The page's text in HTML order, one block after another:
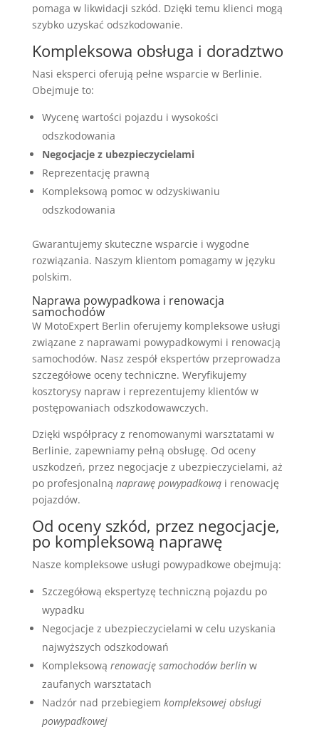
pomaga w likwidacji szkód. Dzięki temu klienci mogą
szybko uzyskać odszkodowanie.
Kompleksowa obsługa i doradztwo
Nasi eksperci oferują pełne wsparcie w Berlinie.
Obejmuje to:
Wycenę wartości pojazdu i wysokości
odszkodowania
Negocjacje z ubezpieczycielami
Reprezentację prawną
Kompleksową pomoc w odzyskiwaniu
odszkodowania
Gwarantujemy skuteczne wsparcie i wygodne
rozwiązania. Naszym klientom pomagamy w języku
polskim.
Naprawa powypadkowa i renowacja
samochodów
W MotoExpert Berlin oferujemy kompleksowe usługi
związane z naprawami powypadkowymi i renowacją
samochodów. Nasz zespół ekspertów przeprowadza
szczegółowe oceny techniczne. Weryfikujemy
kosztorysy napraw i reprezentujemy klientów w
postępowaniach odszkodowawczych.
Dzięki współpracy z renomowanymi warsztatami w
Berlinie, zapewniamy pełną obsługę. Od oceny
uszkodzeń, przez negocjacje z ubezpieczycielami, aż
po profesjonalną naprawę powypadkowąi renowację
pojazdów.
Od oceny szkód, przez negocjacje,
po kompleksową naprawę
Nasze kompleksowe usługi powypadkowe obejmują:
Szczegółową ekspertyzę techniczną pojazdu po
wypadku
Negocjacje z ubezpieczycielami w celu uzyskania
najwyższych odszkodowań
Kompleksową renowację samochodów berlinw
zaufanych warsztatach
Nadzór nad przebiegiem kompleksowej obsługi
powypadkowej